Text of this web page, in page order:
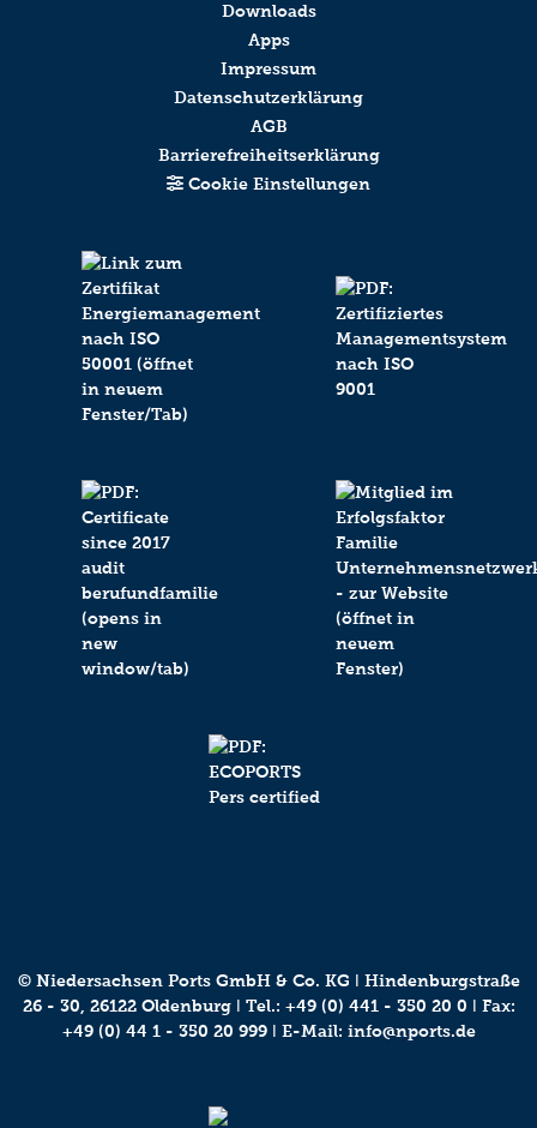
Downloads
Apps
Impressum
Datenschutzerklärung
AGB
Barrierefreiheitserklärung
Cookie Einstellungen
© Niedersachsen Ports GmbH & Co. KG ǀ Hindenburgstraße
26 - 30, 26122 Oldenburg ǀ Tel.: +49 (0) 441 - 350 20 0 ǀ Fax:
+49 (0) 44 1 - 350 20 999 ǀ E-Mail: info@nports.de